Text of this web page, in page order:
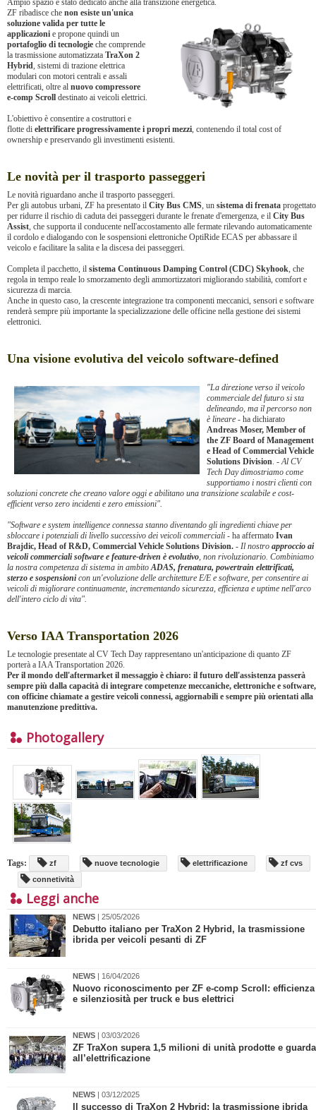
Ampio spazio è stato dedicato anche alla transizione energetica.
ZF ribadisce che non esiste un'unica
soluzione valida per tutte le
applicazioni e propone quindi un
portafoglio di tecnologie che comprende
la trasmissione automatizzata TraXon 2
Hybrid, sistemi di trazione elettrica
modulari con motori centrali e assali
elettrificati, oltre al nuovo compressore
e-comp Scroll destinato ai veicoli elettrici.
L'obiettivo è consentire a costruttori e
flotte di elettrificare progressivamente i propri mezzi, contenendo il total cost of
ownership e preservando gli investimenti esistenti.
Le novità per il trasporto passeggeri
Le novità riguardano anche il trasporto passeggeri.
Per gli autobus urbani, ZF ha presentato il City Bus CMS, un sistema di frenata progettato
per ridurre il rischio di caduta dei passeggeri durante le frenate d'emergenza, e il City Bus
Assist, che supporta il conducente nell'accostamento alle fermate rilevando automaticamente
il cordolo e dialogando con le sospensioni elettroniche OptiRide ECAS per abbassare il
veicolo e facilitare la salita e la discesa dei passeggeri.
Completa il pacchetto, il sistema Continuous Damping Control (CDC) Skyhook, che
regola in tempo reale lo smorzamento degli ammortizzatori migliorando stabilità, comfort e
sicurezza di marcia.
Anche in questo caso, la crescente integrazione tra componenti meccanici, sensori e software
renderà sempre più importante la specializzazione delle officine nella gestione dei sistemi
elettronici.
Una visione evolutiva del veicolo software-defined
"La direzione verso il veicolo
commerciale del futuro si sta
delineando, ma il percorso non
è lineare - ha dichiarato
Andreas Moser, Member of
the ZF Board of Management
e Head of Commercial Vehicle
Solutions Division. -Al CV
Tech Day dimostriamo come
supportiamo i nostri clienti con
soluzioni concrete che creano valore oggi e abilitano una transizione scalabile e cost-
efficient verso zero incidenti e zero emissioni".
"Software e system intelligence connessa stanno diventando gli ingredienti chiave per
sbloccare i potenziali di livello successivo dei veicoli commerciali - ha affermato Ivan
Brajdic, Head of R&D, Commercial Vehicle Solutions Division. - Il nostro approccio ai
veicoli commerciali software e feature-driven è evolutivo, non rivoluzionario. Combiniamo
la nostra competenza di sistema in ambitoADAS, frenatura, powertrain elettrificati,
sterzo e sospensionicon un'evoluzione delle architetture E/E e software, per consentire ai
veicoli di migliorare continuamente, incrementando sicurezza, efficienza e uptime nell'arco
dell'intero ciclo di vita".
Verso IAA Transportation 2026
Le tecnologie presentate al CV Tech Day rappresentano un'anticipazione di quanto ZF
porterà a IAA Transportation 2026.
Per il mondo dell'aftermarket il messaggio è chiaro: il futuro dell'assistenza passerà
sempre più dalla capacità di integrare competenze meccaniche, elettroniche e software,
con officine chiamate a gestire veicoli connessi, aggiornabili e sempre più orientati alla
manutenzione predittiva.
Photogallery
Tags: zf nuove tecnologie elettrificazione
zf cvs
connetività
Leggi anche
NEWS | 25/05/2026
Debutto italiano per TraXon 2 Hybrid, la trasmissione
ibrida per veicoli pesanti di ZF
NEWS | 16/04/2026
Nuovo riconoscimento per ZF e-comp Scroll: efficienza
e silenziosità per truck e bus elettrici
NEWS | 03/03/2026
ZF TraXon supera 1,5 milioni di unità prodotte e guarda
all’elettrificazione
NEWS | 03/12/2025
Il successo di TraXon 2 Hybrid: la trasmissione ibrida